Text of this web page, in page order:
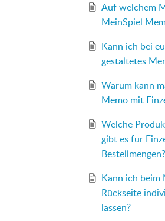
Auf welchem
MeinSpiel
Kann ich bei
gestaltetes
Warum kann
Memo mit
Welche
gibt es für
Bestellmengen?
Kann ich beim
Rückseite
lassen?